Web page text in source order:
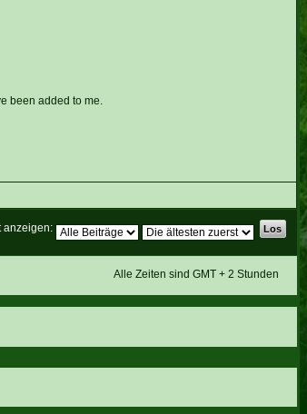
been added to me.
anzeigen:
Alle Zeiten sind GMT + 2 Stunden